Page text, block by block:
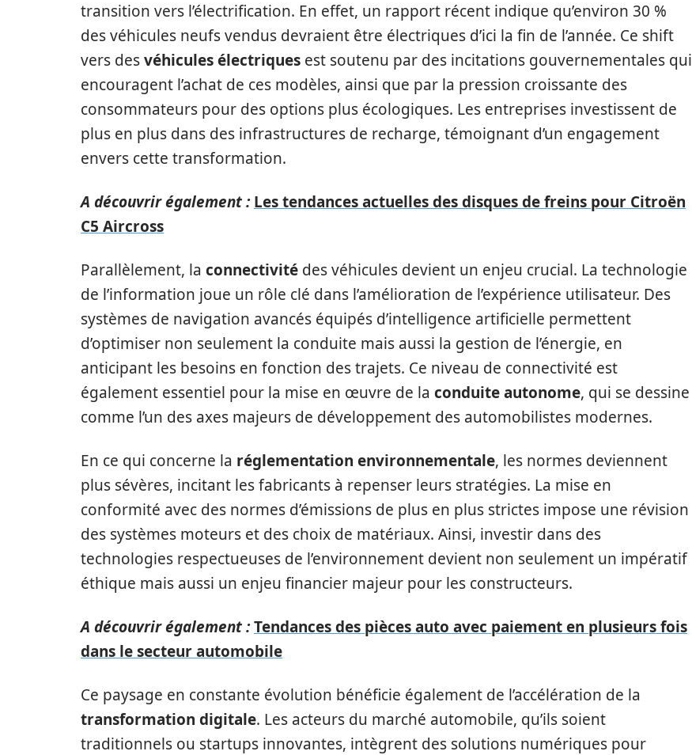
transition vers l’électrification. En effet, un rapport récent indique qu’environ 30 %
des véhicules neufs vendus devraient être électriques d’ici la fin de l’année. Ce shift
vers desvéhicules électriques est soutenu par des incitations gouvernementales qui
encouragent l’achat de ces modèles, ainsi que par la pression croissante des
consommateurs pour des options plus écologiques. Les entreprises investissent de
plus en plus dans des infrastructures de recharge, témoignant d’un engagement
envers cette transformation.
A découvrir également : Les tendances actuelles des disques de freins pour Citroën
C5 Aircross
Parallèlement, la connectivité des véhicules devient un enjeu crucial. La technologie
de l’information joue un rôle clé dans l’amélioration de l’expérience utilisateur. Des
systèmes de navigation avancés équipés d’intelligence artificielle permettent
d’optimiser non seulement la conduite mais aussi la gestion de l’énergie, en
anticipant les besoins en fonction des trajets. Ce niveau de connectivité est
également essentiel pour la mise en œuvre de la conduite autonome, qui se dessine
comme l’un des axes majeurs de développement des automobilistes modernes.
En ce qui concerne la réglementation environnementale, les normes deviennent
plus sévères, incitant les fabricants à repenser leurs stratégies. La mise en
conformité avec des normes d’émissions de plus en plus strictes impose une révision
des systèmes moteurs et des choix de matériaux. Ainsi, investir dans des
technologies respectueuses de l’environnement devient non seulement un impératif
éthique mais aussi un enjeu financier majeur pour les constructeurs.
A découvrir également :Tendances des pièces auto avec paiement en plusieurs fois
dans le secteur automobile
Ce paysage en constante évolution bénéficie également de l’accélération de la
transformation digitale. Les acteurs du marché automobile, qu’ils soient
traditionnels ou startups innovantes, intègrent des solutions numériques pour